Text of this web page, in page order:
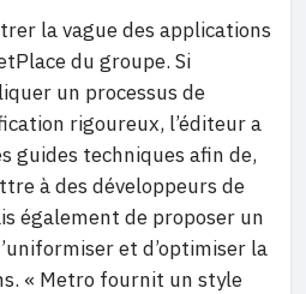
la vague des applications
du groupe. Si
un processus de
rigoureux, l’éditeur a
guides techniques afin de,
à des développeurs de
également de proposer un
et d’optimiser la
« Metro fournit un style